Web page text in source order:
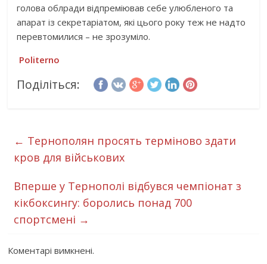
голова облради відпреміював себе улюбленого та
апарат із секретаріатом, які цього року теж не надто
перевтомилися – не зрозуміло.
Politerno
Поділіться:
← Тернополян просять терміново здати
кров для військових
Вперше у Тернополі відбувся чемпіонат з
кікбоксингу: боролись понад 700
спортсмені →
Коментарі вимкнені.